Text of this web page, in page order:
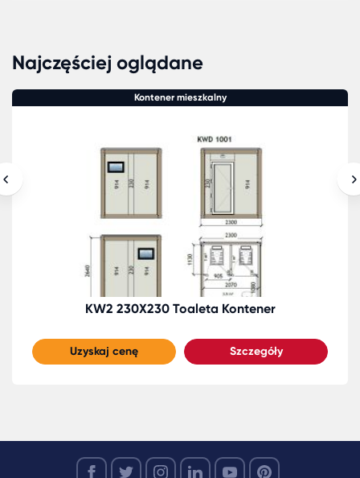
Najczęściej oglądane
Kontener mieszkalny
KW2 230X230 Toaleta Kontener
Uzyskaj cenę Szczegóły